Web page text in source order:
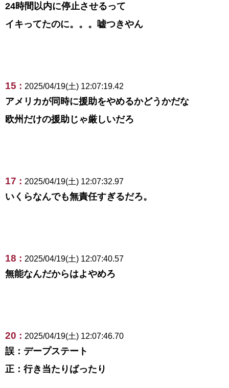
24時間以内に停止させるって
イキってたのに。。。嘘つきやん
15 : 2025/04/19(土) 12:07:19.42
アメリカが同時に援助をやめるかどうかだな
欧州だけの援助じゃ厳しいだろ
17 : 2025/04/19(土) 12:07:32.97
いくらなんでも無責任すぎるだろ。
18 : 2025/04/19(土) 12:07:40.57
無能なんだからはよやめろ
20 : 2025/04/19(土) 12:07:46.70
誤：デープステート
正：行き当たりばったり